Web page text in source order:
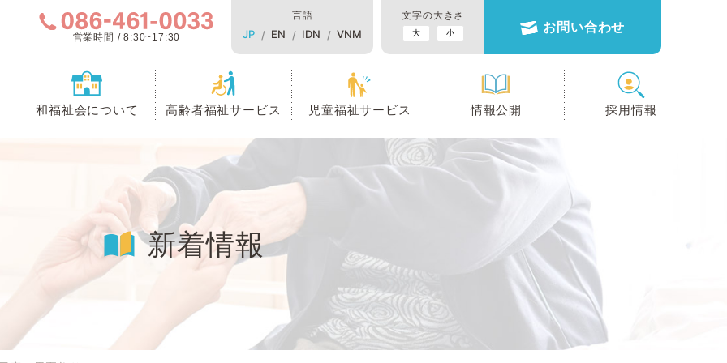
営業時間 / 8:30~17:30
言語
JP EN IDN VNM
文字の大きさ
大 小 お問い合わせ
和福祉会について 高齢者福祉サービス 児童福祉サービス 情報公開 採用情報
新着情報